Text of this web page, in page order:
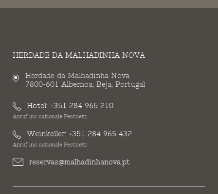
HERDADE DA MALHADINHA NOVA
Herdade da Malhadinha Nova
7800-601 Albernoa, Beja, Portugal
Hotel: +351 284 965 210
Anruf ins nationale Festnetz
Weinkeller: +351 284 965 432
Anruf ins nationale Festnetz
reservas@malhadinhanova.pt